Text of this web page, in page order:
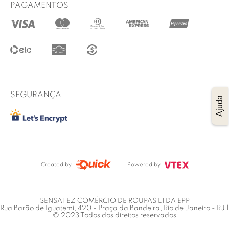
Ajuda
Regulamento das promoções
Trocas e Devoluções
PAGAMENTOS
SEGURANÇA
Created by Powered by
SENSATEZ COMÉRCIO DE ROUPAS LTDA EPP
Rua Barão de Iguatemi, 420 - Praça da Bandeira, Rio de Janeiro - RJ |
© 2023 Todos dos direitos reservados